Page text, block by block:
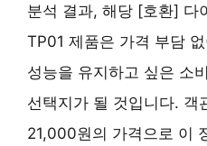
분석 결과, 해당 [호환] 다
TP01 제품은 가격 부담
성능을 유지하고 싶은 소
선택지가 될 것입니다. 객
21,000원의 가격으로 이